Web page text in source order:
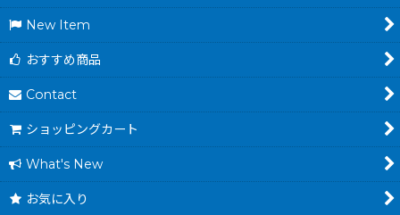
New Item
おすすめ商品
Contact
ショッピングカート
What's New
お気に入り